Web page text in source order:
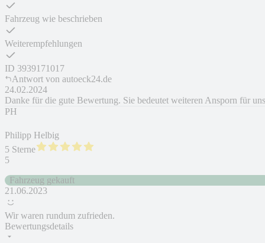
Fahrzeug wie beschrieben
Weiterempfehlungen
ID 3939171017
Antwort von autoeck24.de
24.02.2024
Danke für die gute Bewertung. Sie bedeutet weiteren Ansporn für
PH
Philipp Helbig
5 Sterne
5
Fahrzeug gekauft
21.06.2023
Wir waren rundum zufrieden.
Bewertungsdetails